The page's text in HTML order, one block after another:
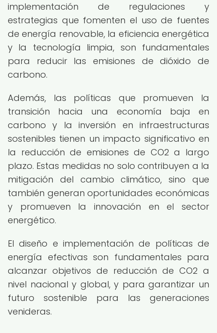
implementación de regulaciones y
estrategias que fomenten el uso de fuentes
de energía renovable, la eficiencia energética
y la tecnología limpia, son fundamentales
para reducir las emisiones de dióxido de
carbono.
Además, las políticas que promueven la
transición hacia una economía baja en
carbono y la inversión en infraestructuras
sostenibles tienen un impacto significativo en
la reducción de emisiones de CO2 a largo
plazo. Estas medidas no solo contribuyen a la
mitigación del cambio climático, sino que
también generan oportunidades económicas
y promueven la innovación en el sector
energético.
El diseño e implementación de políticas de
energía efectivas son fundamentales para
alcanzar objetivos de reducción de CO2 a
nivel nacional y global, y para garantizar un
futuro sostenible para las generaciones
venideras.